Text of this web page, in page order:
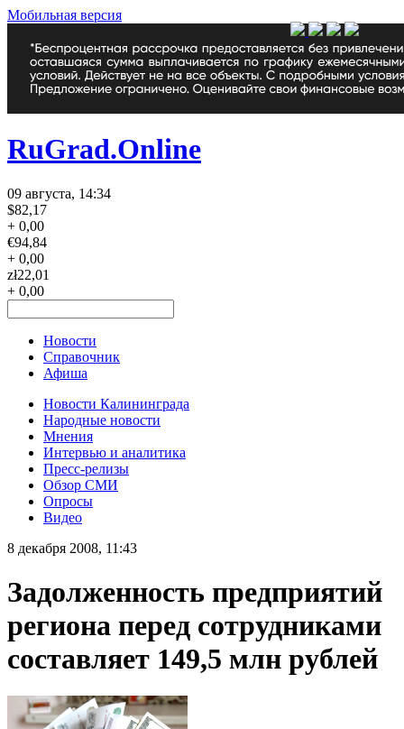
Мобильная версия
RuGrad.Online
09 августа, 14:34
$82,17
+ 0,00
€94,84
+ 0,00
zł22,01
+ 0,00
Новости
Справочник
Афиша
Новости Калининграда
Народные новости
Мнения
Интервью и аналитика
Пресс-релизы
Обзор СМИ
Опросы
Видео
8 декабря 2008, 11:43
Задолженность предприятий
региона перед сотрудниками
составляет 149,5 млн рублей